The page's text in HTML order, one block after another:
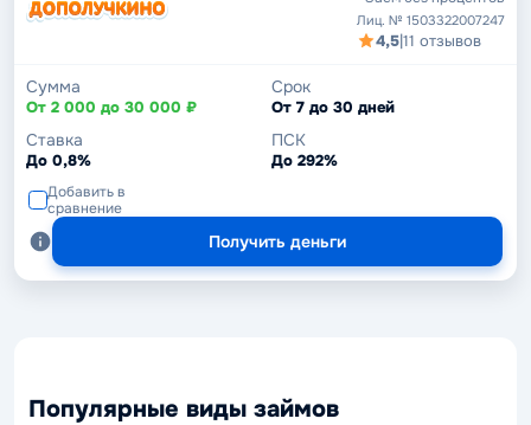
Лиц. № 1503322007247
4,5|11 отзывов
Сумма
От 2 000 до 30 000 ₽
Срок
От 7 до 30 дней
Ставка
До 0,8%
ПСК
До 292%
Добавить в
сравнение
Получить деньги
Популярные виды займов